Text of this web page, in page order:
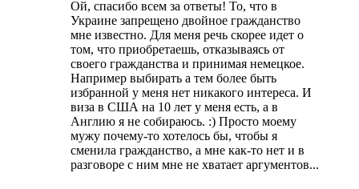
Ой, спасибо всем за ответы! То, что в
Украине запрещено двойное гражданство
мне известно. Для меня речь скорее идет о
том, что приобретаешь, отказываясь от
своего гражданства и принимая немецкое.
Например выбирать а тем более быть
избранной у меня нет никакого интереса. И
виза в США на 10 лет у меня есть, а в
Англию я не собираюсь. :) Просто моему
мужу почему-то хотелось бы, чтобы я
сменила гражданство, а мне как-то нет и в
разговоре с ним мне не хватает аргументов...